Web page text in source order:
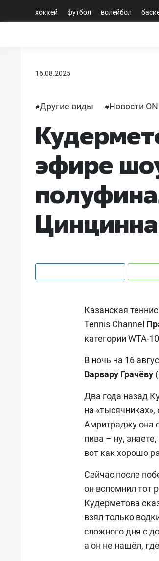
хоккей футбол волейбол
16.08.2025
#Другие виды #Новости
эфире
Казанская
Tennis Channel
категории WTA-
В ночь на 16
Варвару Грачёву
Два года назад
на
Амритраджу она
пива – ну,
вот как хорошо
Сейчас после
он вспомнил тот
Кудерметова
взял только
сложного дня с
а он не нашёл,